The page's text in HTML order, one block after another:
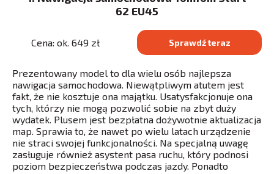
62 EU45
Cena: ok. 649 zł Sprawdź teraz
Prezentowany model to dla wielu osób najlepsza
nawigacja samochodowa. Niewątpliwym atutem jest
fakt, że nie kosztuje ona majątku. Usatysfakcjonuje ona
tych, którzy nie mogą pozwolić sobie na zbyt duży
wydatek. Plusem jest bezpłatna dożywotnie aktualizacja
map. Sprawia to, że nawet po wielu latach urządzenie
nie straci swojej funkcjonalności. Na specjalną uwagę
zasługuje również asystent pasa ruchu, który podnosi
poziom bezpieczeństwa podczas jazdy. Ponadto